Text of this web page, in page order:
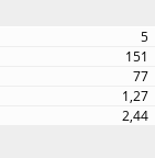
5
151
77
1,27
2,44